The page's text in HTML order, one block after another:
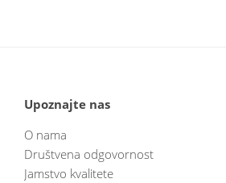
Upoznajte nas
O nama
Društvena odgovornost
Jamstvo kvalitete